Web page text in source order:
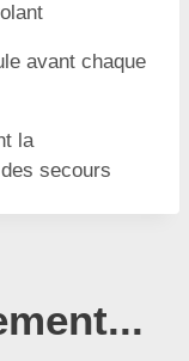
avant chaque
la
secours